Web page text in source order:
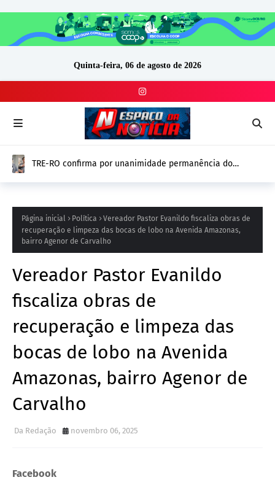
Quinta-feira, 06 de agosto de 2026
TRE-RO confirma por unanimidade permanência do
Página inicial Política
Vereador Pastor Evanildo fiscaliza obras de
recuperação e limpeza das bocas de lobo na Avenida Amazonas,
bairro Agenor de Carvalho
Vereador Pastor Evanildo
fiscaliza obras de
recuperação e limpeza das
bocas de lobo na Avenida
Amazonas, bairro Agenor de
Carvalho
Da Redação novembro 06, 2025
Facebook